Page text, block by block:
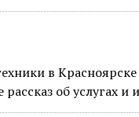
в
об услугах и